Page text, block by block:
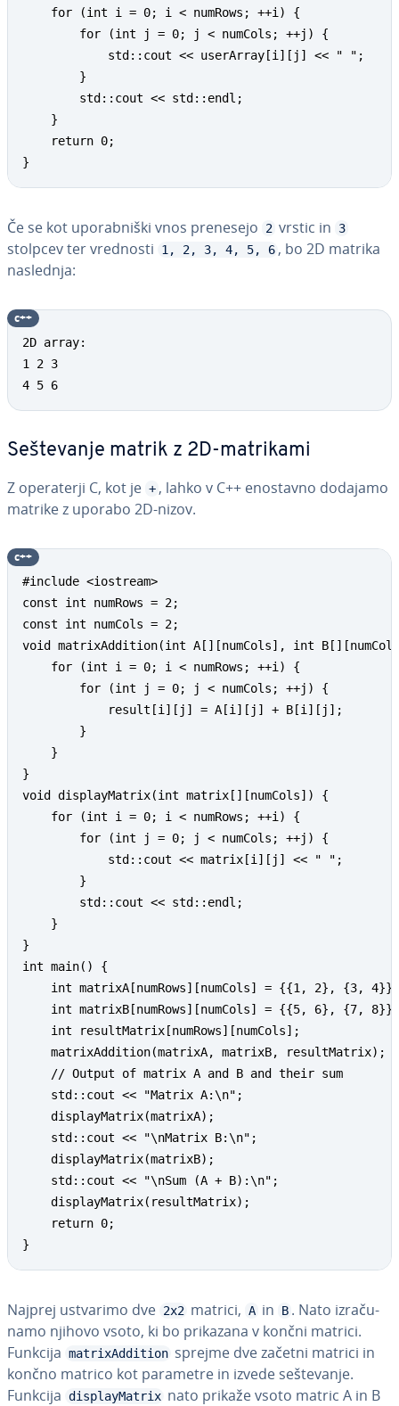
    for (int i = 0; i < numRows; ++i) {
        for (int j = 0; j < numCols; ++j) {
            std::cout << userArray[i][j] << " ";
        }
        std::cout << std::endl;
    }
    return 0;
}
Če se kot upo­rab­ni­ški vnos prenesejo 2 vrstic in 3
stolpcev ter vrednosti 1, 2, 3, 4, 5, 6 , bo 2D matrika
naslednja:
2D array:
1 2 3
4 5 6
c++
Se­šte­va­nje matrik z 2D-matrikami
Z ope­ra­ter­ji C, kot je + , lahko v C++ enostavno dodajamo
matrike z uporabo 2D-nizov.
#include <iostream>
const int numRows = 2;
const int numCols = 2;
void matrixAddition(int A[][numCols], int
    for (int i = 0; i < numRows; ++i) {
        for (int j = 0; j < numCols; ++j) {
            result[i][j] = A[i][j] + B[i][j];
        }
    }
}
void displayMatrix(int matrix[][numCols]) {
    for (int i = 0; i < numRows; ++i) {
        for (int j = 0; j < numCols; ++j) {
            std::cout << matrix[i][j] << " ";
        }
        std::cout << std::endl;
    }
}
int main() {
    int matrixA[numRows][numCols] = {{1, 2}, {3, 4}};
    int matrixB[numRows][numCols] = {{5, 6}, {7, 8}};
    int resultMatrix[numRows][numCols];
    matrixAddition(matrixA, matrixB, resultMatrix);
    // Output of matrix A and B and their sum
    std::cout << "Matrix A:\n";
    displayMatrix(matrixA);
    std::cout << "\nMatrix B:\n";
    displayMatrix(matrixB);
    std::cout << "\nSum (A + B):\n";
    displayMatrix(resultMatrix);
    return 0;
}
c++
Najprej ustvarimo dve 2x2 matrici, A in B . Nato iz­ra­ču­
na­mo njihovo vsoto, ki bo prikazana v končni matrici.
Funkcija matrixAddition sprejme dve začetni matrici in
končno matrico kot parametre in izvede se­šte­va­nje.
Funkcija displayMatrix nato prikaže vsoto matric A in B